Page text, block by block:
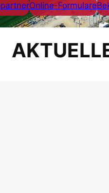
Online-Formulare